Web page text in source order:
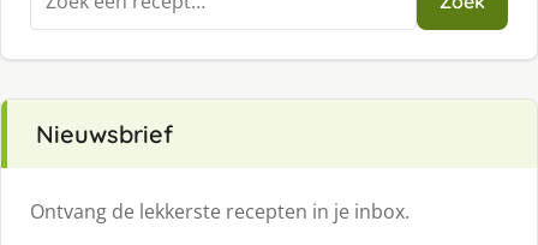
naar:
Nieuwsbrief
Ontvang de lekkerste recepten in je inbox.